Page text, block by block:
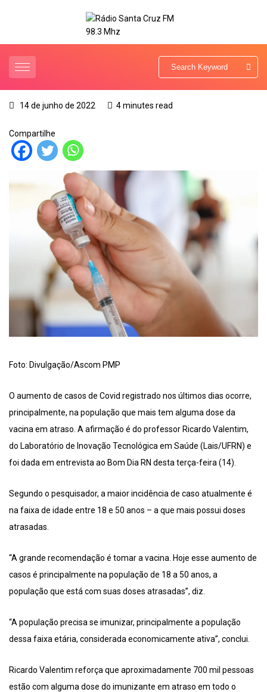
14 de junho de 2022 4 minutes read
Compartilhe
Foto: Divulgação/Ascom PMP
O aumento de casos de Covid registrado nos últimos dias ocorre,
principalmente, na população que mais tem alguma dose da
vacina em atraso. A afirmação é do professor Ricardo Valentim,
do Laboratório de Inovação Tecnológica em Saúde (Lais/UFRN) e
foi dada em entrevista ao Bom Dia RN desta terça-feira (14).
Segundo o pesquisador, a maior incidência de caso atualmente é
na faixa de idade entre 18 e 50 anos – a que mais possui doses
atrasadas.
“A grande recomendação é tomar a vacina. Hoje esse aumento de
casos é principalmente na população de 18 a 50 anos, a
população que está com suas doses atrasadas”, diz.
“A população precisa se imunizar, principalmente a população
dessa faixa etária, considerada economicamente ativa”, conclui.
Ricardo Valentim reforça que aproximadamente 700 mil pessoas
estão com alguma dose do imunizante em atraso em todo o